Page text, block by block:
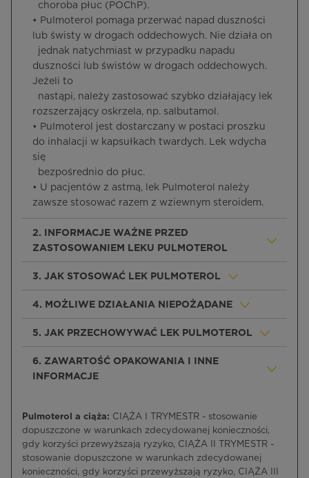
choroba płuc (POChP).
• Pulmoterol pomaga przerwać napad duszności
lub świsty w drogach oddechowych. Nie działa on
jednak natychmiast w przypadku napadu
duszności lub świstów w drogach oddechowych.
Jeżeli to
nastąpi, należy zastosować szybko działający lek
rozszerzający oskrzela, np. salbutamol.
• Pulmoterol jest dostarczany w postaci proszku
do inhalacji w kapsułkach twardych. Lek wdycha
się
bezpośrednio do płuc.
• U pacjentów z astmą, lek Pulmoterol należy
zawsze stosować razem z wziewnym steroidem.
2. INFORMACJE WAŻNE PRZED
ZASTOSOWANIEM LEKU PULMOTEROL
3. JAK STOSOWAĆ LEK PULMOTEROL
4. MOŻLIWE DZIAŁANIA NIEPOŻĄDANE
5. JAK PRZECHOWYWAĆ LEK PULMOTEROL
6. ZAWARTOŚĆ OPAKOWANIA I INNE
INFORMACJE
Pulmoterol a ciąża: CIĄŻA I TRYMESTR - stosowanie
dopuszczone w warunkach zdecydowanej konieczności,
gdy korzyści przewyższają ryzyko, CIĄŻA II TRYMESTR -
stosowanie dopuszczone w warunkach zdecydowanej
konieczności, gdy korzyści przewyższają ryzyko, CIĄŻA III